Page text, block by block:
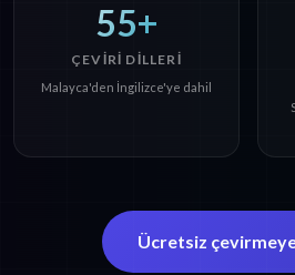
55+
ÇEVIRI DILLERI
Malayca'den İngilizce'ye dahil
Ücretsiz